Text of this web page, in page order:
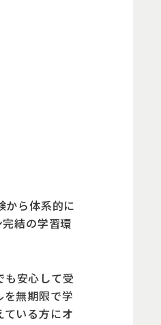
から体系的に
結の学習環
も安心して受
無期限で学
いる方にオ